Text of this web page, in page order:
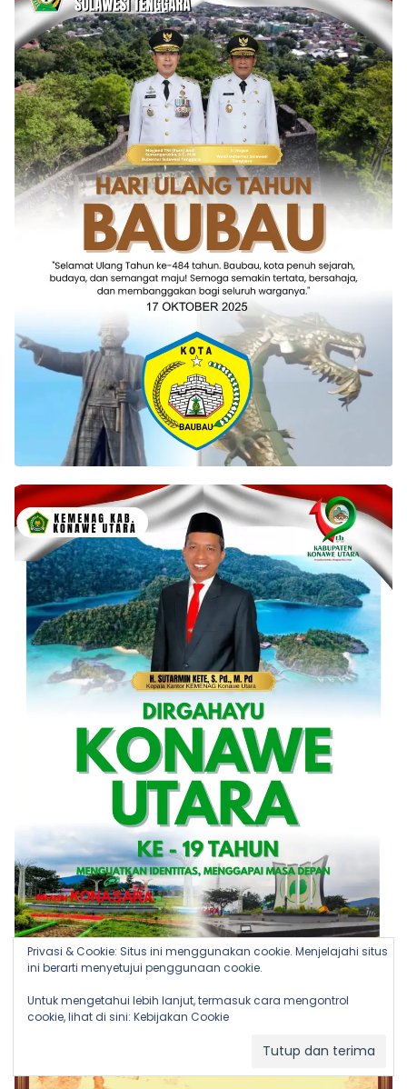
Privasi & Cookie: Situs ini menggunakan cookie. Menjelajahi situs
ini berarti menyetujui penggunaan cookie.
Untuk mengetahui lebih lanjut, termasuk cara mengontrol
cookie, lihat di sini: Kebijakan Cookie